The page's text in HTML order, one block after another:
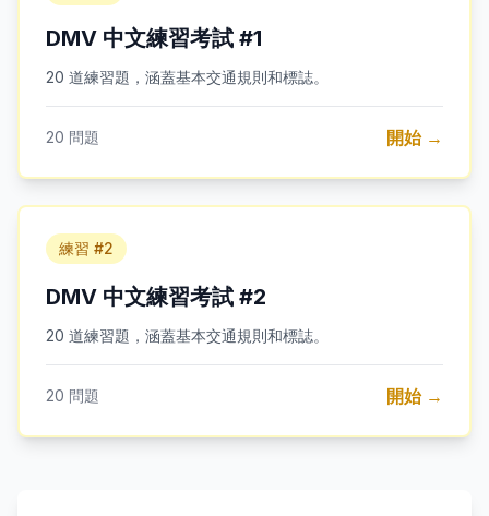
DMV 中文練習考試 #1
20 道練習題，涵蓋基本交通規則和標誌。
20 問題 開始 →
練習 #2
DMV 中文練習考試 #2
20 道練習題，涵蓋基本交通規則和標誌。
20 問題 開始 →